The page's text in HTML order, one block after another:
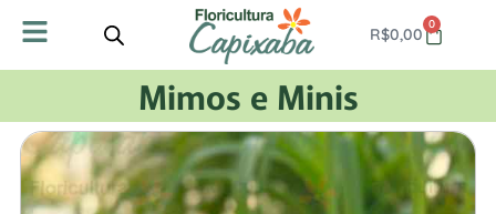
R$0,00
0
Mimos e Minis